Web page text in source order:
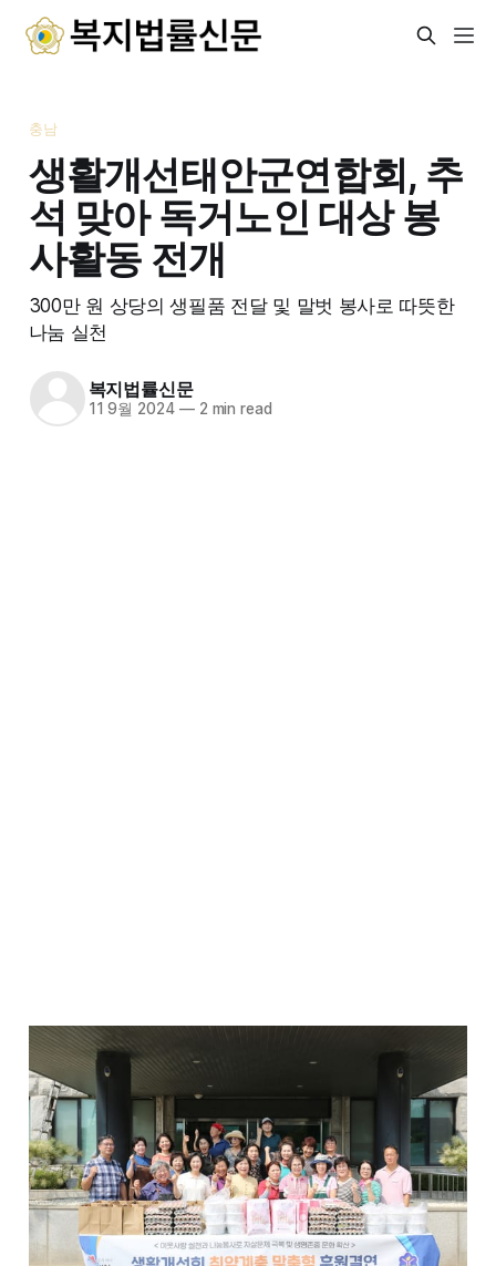
충남
생활개선태안군연합회, 추
석 맞아 독거노인 대상 봉
사활동 전개
300만 원 상당의 생필품 전달 및 말벗 봉사로 따뜻한
나눔 실천
복지법률신문
11 9월 2024 —2 min read